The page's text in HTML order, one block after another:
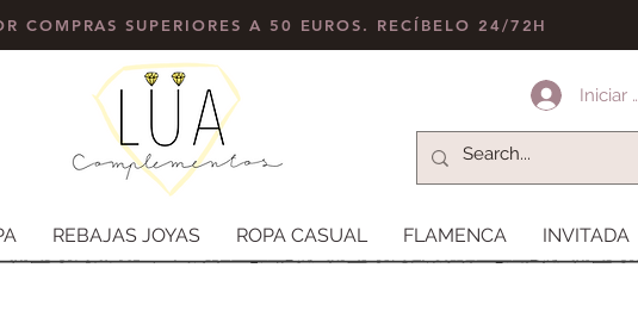
COMPRAS SUPERIORES A 50 EUROS. RECÍBELO 24/72H
Iniciar
REBAJAS JOYAS ROPA CASUAL FLAMENCA INVITADA